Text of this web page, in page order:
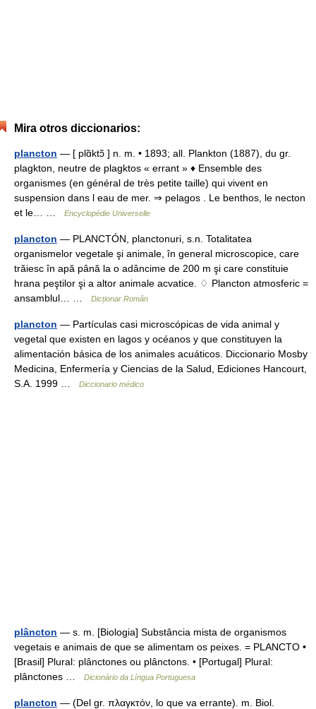
Mira otros diccionarios:
plancton — [ plɑ̃ktɔ̃ ] n. m. • 1893; all. Plankton (1887), du gr.
plagkton, neutre de plagktos « errant » ♦ Ensemble des
organismes (en général de très petite taille) qui vivent en
suspension dans l eau de mer. ⇒ pelagos . Le benthos, le necton
et le… …
Encyclopédie Universelle
plancton — PLANCTÓN, planctonuri, s.n. Totalitatea
organismelor vegetale şi animale, în general microscopice, care
trăiesc în apă până la o adâncime de 200 m şi care constituie
hrana peştilor şi a altor animale acvatice. ♢ Plancton atmosferic =
ansamblul… …
Dicționar Român
plancton — Partículas casi microscópicas de vida animal y
vegetal que existen en lagos y océanos y que constituyen la
alimentación básica de los animales acuáticos. Diccionario Mosby
Medicina, Enfermería y Ciencias de la Salud, Ediciones Hancourt,
S.A. 1999 …
Diccionario médico
plâncton — s. m. [Biologia] Substância mista de organismos
vegetais e animais de que se alimentam os peixes. = PLANCTO •
[Brasil] Plural: plânctones ou plânctons. • [Portugal] Plural:
plânctones …
Dicionário da Língua Portuguesa
plancton — (Del gr. πλαγκτόν, lo que va errante). m. Biol.